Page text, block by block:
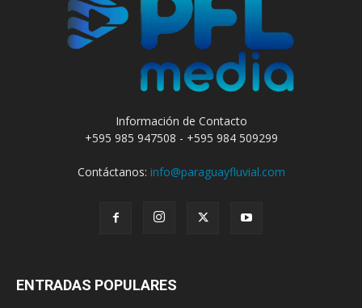
Información de Contacto
+595 985 947508 - +595 984 509299
Contáctanos: info@paraguayfluvial.com
ENTRADAS POPULARES